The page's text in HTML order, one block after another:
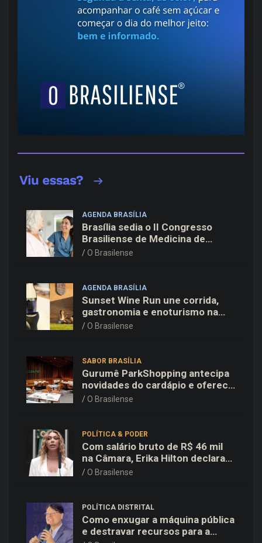
AGENDA BRASÍLIA
Brasília sedia o II Congresso
Brasiliense de Medicina de
Família e Comunidade na Fiocruz
O Brasilense
AGENDA BRASÍLIA
Sunset Wine Run une corrida,
gastronomia e enoturismo na
Vinícola Brasília
O Brasilense
SABOR BRASÍLIA
Gurumê ParkShopping antecipa
novidades do cardápio e oferece
25% de desconto no delivery
O Brasilense
POLÍTICA & PODER
Com salário bruto de R$ 46 mil
na Câmara, Erika Hilton declara
patrimônio de R$ 15,9 mil ao TSE
O Brasilense
POLÍTICA DISTRITAL
Como enxugar a máquina pública
e destravar recursos para a